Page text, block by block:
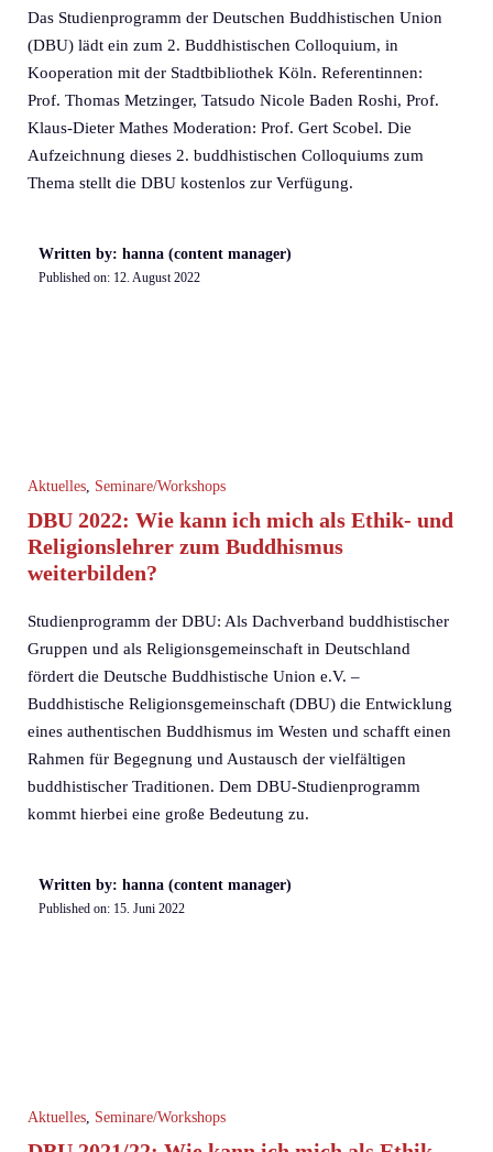
Das Studienprogramm der Deutschen Buddhistischen Union
(DBU) lädt ein zum 2. Buddhistischen Colloquium, in
Kooperation mit der Stadtbibliothek Köln. Referentinnen:
Prof. Thomas Metzinger, Tatsudo Nicole Baden Roshi, Prof.
Klaus-Dieter Mathes Moderation: Prof. Gert Scobel. Die
Aufzeichnung dieses 2. buddhistischen Colloquiums zum
Thema stellt die DBU kostenlos zur Verfügung.
Written by: hanna (content manager)
Published on: 12. August 2022
Aktuelles, Seminare/Workshops
DBU 2022: Wie kann ich mich als Ethik- und
Religionslehrer zum Buddhismus
weiterbilden?
Studienprogramm der DBU: Als Dachverband buddhistischer
Gruppen und als Religionsgemeinschaft in Deutschland
fördert die Deutsche Buddhistische Union e.V. –
Buddhistische Religionsgemeinschaft (DBU) die Entwicklung
eines authentischen Buddhismus im Westen und schafft einen
Rahmen für Begegnung und Austausch der vielfältigen
buddhistischer Traditionen. Dem DBU-Studienprogramm
kommt hierbei eine große Bedeutung zu.
Written by: hanna (content manager)
Published on: 15. Juni 2022
Aktuelles, Seminare/Workshops